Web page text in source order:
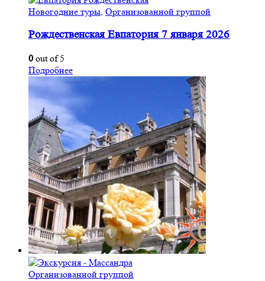
Новогодние туры Организованной группой
Рождественская Евпатория 7 января 2026
0 out of 5
Подробнее
Организованной группой